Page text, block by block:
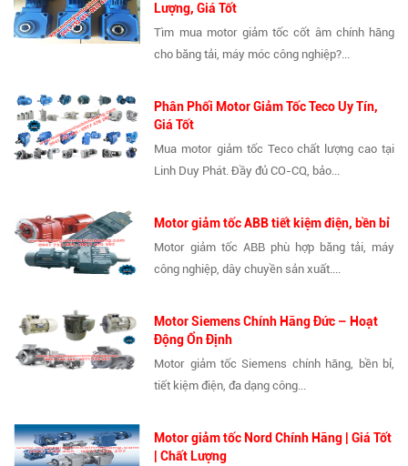
Lượng, Giá Tốt
Tìm mua motor giảm tốc cốt âm chính hãng
cho băng tải, máy móc công nghiệp?...
Phân Phối Motor Giảm Tốc Teco Uy Tín,
Giá Tốt
Mua motor giảm tốc Teco chất lượng cao tại
Linh Duy Phát. Đầy đủ CO-CQ, bảo...
Motor giảm tốc ABB tiết kiệm điện, bền bỉ
Motor giảm tốc ABB phù hợp băng tải, máy
công nghiệp, dây chuyền sản xuất....
Motor Siemens Chính Hãng Đức – Hoạt
Động Ổn Định
Motor giảm tốc Siemens chính hãng, bền bỉ,
tiết kiệm điện, đa dạng công...
Motor giảm tốc Nord Chính Hãng | Giá Tốt
| Chất Lượng